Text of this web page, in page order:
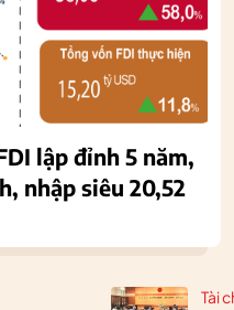
Tài
lập đỉnh 5 năm,
nhập siêu 20,52